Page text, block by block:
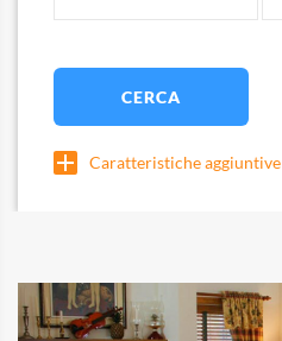
CERCA
Caratteristiche aggiuntive